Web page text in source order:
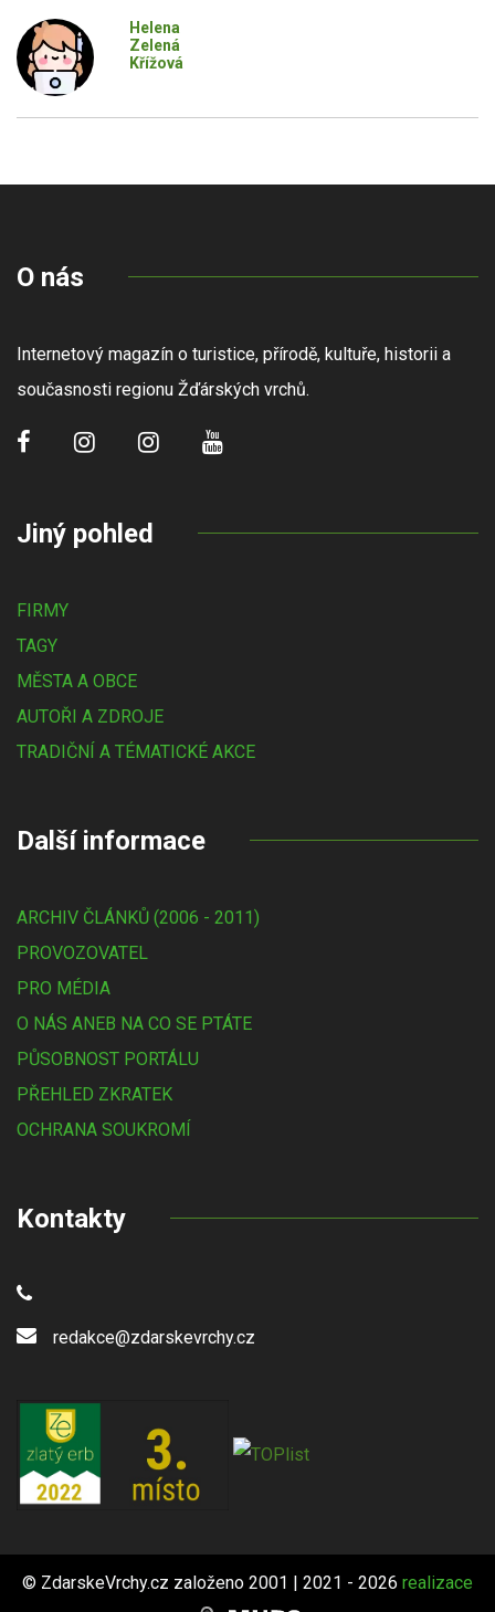
Helena
Zelená
Křížová
O nás
Internetový magazín o turistice, přírodě, kultuře, historii a
současnosti regionu Žďárských vrchů.
Jiný pohled
FIRMY
TAGY
MĚSTA A OBCE
AUTOŘI A ZDROJE
TRADIČNÍ A TÉMATICKÉ AKCE
Další informace
ARCHIV ČLÁNKŮ (2006 - 2011)
PROVOZOVATEL
PRO MÉDIA
O NÁS ANEB NA CO SE PTÁTE
PŮSOBNOST PORTÁLU
PŘEHLED ZKRATEK
OCHRANA SOUKROMÍ
Kontakty
redakce@zdarskevrchy.cz
© ZdarskeVrchy.cz založeno 2001 | 2021 - 2026 realizace